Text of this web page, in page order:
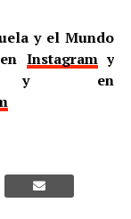
y el Mundo
Instagramy
en